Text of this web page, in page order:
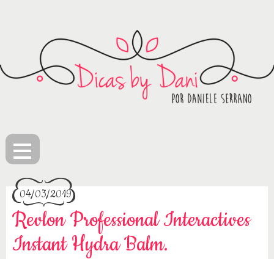
≡
04/03/2019
Revlon Professional Interactives
Instant Hydra Balm.